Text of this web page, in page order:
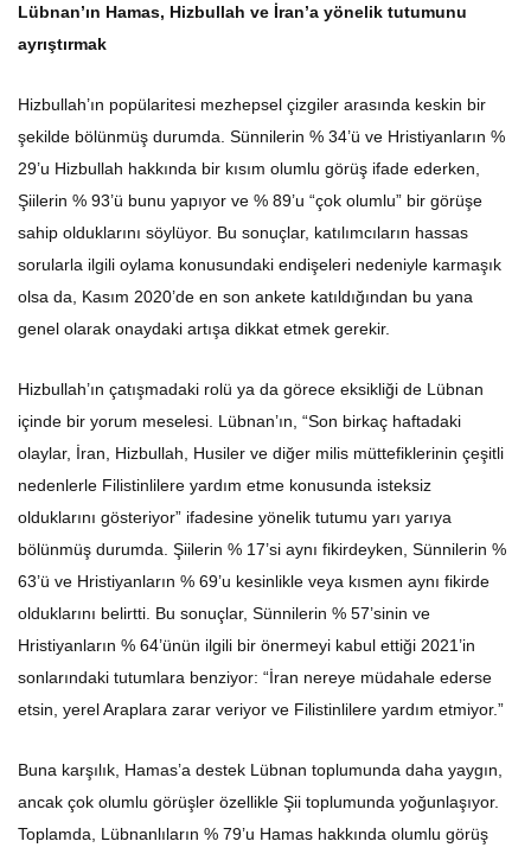
Lübnan’ın Hamas, Hizbullah ve İran’a yönelik tutumunu
ayrıştırmak
Hizbullah’ın popülaritesi mezhepsel çizgiler arasında keskin bir
şekilde bölünmüş durumda. Sünnilerin % 34’ü ve Hristiyanların %
29’u Hizbullah hakkında bir kısım olumlu görüş ifade ederken,
Şiilerin % 93’ü bunu yapıyor ve % 89’u “çok olumlu” bir görüşe
sahip olduklarını söylüyor. Bu sonuçlar, katılımcıların hassas
sorularla ilgili oylama konusundaki endişeleri nedeniyle karmaşık
olsa da, Kasım 2020’de en son ankete katıldığından bu yana
genel olarak onaydaki artışa dikkat etmek gerekir.
Hizbullah’ın çatışmadaki rolü ya da görece eksikliği de Lübnan
içinde bir yorum meselesi. Lübnan’ın, “Son birkaç haftadaki
olaylar, İran, Hizbullah, Husiler ve diğer milis müttefiklerinin çeşitli
nedenlerle Filistinlilere yardım etme konusunda isteksiz
olduklarını gösteriyor” ifadesine yönelik tutumu yarı yarıya
bölünmüş durumda. Şiilerin % 17’si aynı fikirdeyken, Sünnilerin %
63’ü ve Hristiyanların % 69’u kesinlikle veya kısmen aynı fikirde
olduklarını belirtti. Bu sonuçlar, Sünnilerin % 57’sinin ve
Hristiyanların % 64’ünün ilgili bir önermeyi kabul ettiği 2021’in
sonlarındaki tutumlara benziyor: “İran nereye müdahale ederse
etsin, yerel Araplara zarar veriyor ve Filistinlilere yardım etmiyor.”
Buna karşılık, Hamas’a destek Lübnan toplumunda daha yaygın,
ancak çok olumlu görüşler özellikle Şii toplumunda yoğunlaşıyor.
Toplamda, Lübnanlıların % 79’u Hamas hakkında olumlu görüş